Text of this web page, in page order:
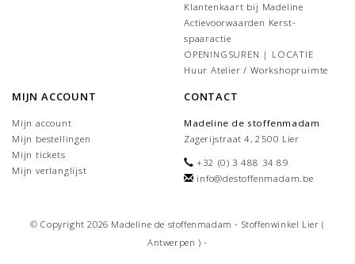
Klantenkaart bij Madeline
Actievoorwaarden Kerst-
spaaractie
OPENINGSUREN | LOCATIE
Huur Atelier / Workshopruimte
MIJN ACCOUNT
Mijn account
Mijn bestellingen
Mijn tickets
Mijn verlanglijst
CONTACT
Madeline de stoffenmadam
Zagerijstraat 4, 2500 Lier
+32 (0) 3 488 34 89
info@destoffenmadam.be
© Copyright 2026 Madeline de stoffenmadam - Stoffenwinkel Lier (
Antwerpen ) -